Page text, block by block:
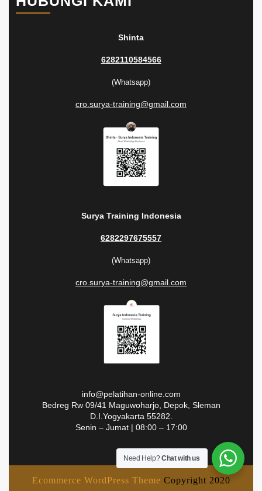
Shinta
6282110584566
(Whatsapp)
cro.surya-training@gmail.com
Surya Training Indonesia
6282297675557
(Whatsapp)
cro.surya-training@gmail.com
info@pelatihan-online.com
Bedreg Rw 09/41 Maguwoharjo, Depok, Sleman
D.I.Yogyakarta 55282.
Senin – Jumat | 08:00 – 17:00
Ecommerce WordPress Theme Copyright 2020
Need Help?Chat with us